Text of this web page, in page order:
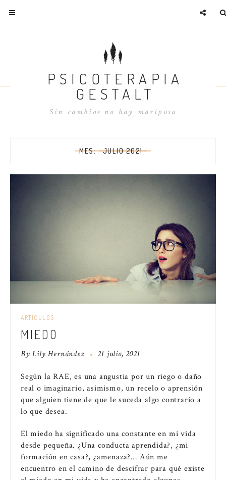
PSICOTERAPIA
GESTALT
Sin cambios no hay mariposa
MES: JULIO 2021
ARTÍCULOS
MIEDO
ByLily Hernández 21 julio, 2021
Según la RAE, es una angustia por un riego o daño
real o imaginario, asimismo, un recelo o aprensión
que alguien tiene de que le suceda algo contrario a
lo que desea.
El miedo ha significado una constante en mi vida
desde pequeña. ¿Una conducta aprendida?, ¿mi
formación en casa?, ¿amenaza?… Aún me
encuentro en el camino de descifrar para qué existe